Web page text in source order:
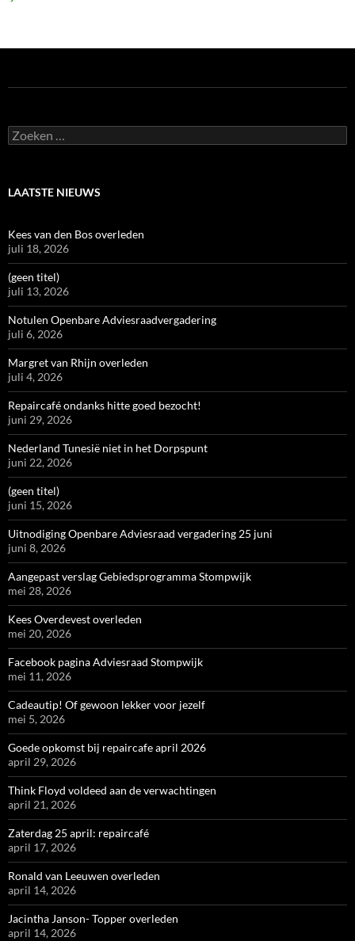
Zoeken
naar:
LAATSTE NIEUWS
Kees van den Bos overleden
juli 18, 2026
(geen titel)
juli 13, 2026
Notulen Openbare Adviesraadvergadering
juli 6, 2026
Margret van Rhijn overleden
juli 4, 2026
Repaircafé ondanks hitte goed bezocht!
juni 29, 2026
Nederland Tunesië niet in het Dorpspunt
juni 22, 2026
(geen titel)
juni 15, 2026
Uitnodiging Openbare Adviesraad vergadering 25 juni
juni 8, 2026
Aangepast verslag Gebiedsprogramma Stompwijk
mei 28, 2026
Kees Overdevest overleden
mei 20, 2026
Facebook pagina Adviesraad Stompwijk
mei 11, 2026
Cadeautip! Of gewoon lekker voor jezelf
mei 5, 2026
Goede opkomst bij repaircafe april 2026
april 29, 2026
Think Floyd voldeed aan de verwachtingen
april 21, 2026
Zaterdag 25 april: repaircafé
april 17, 2026
Ronald van Leeuwen overleden
april 14, 2026
Jacintha Janson- Topper overleden
april 14, 2026